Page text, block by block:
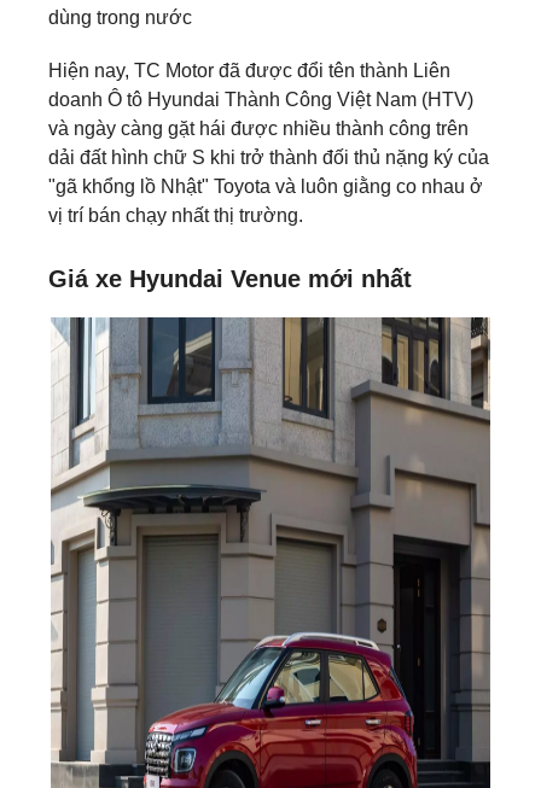
dùng trong nước
Hiện nay, TC Motor đã được đổi tên thành Liên
doanh Ô tô Hyundai Thành Công Việt Nam (HTV)
và ngày càng gặt hái được nhiều thành công trên
dải đất hình chữ S khi trở thành đối thủ nặng ký của
"gã khổng lồ Nhật" Toyota và luôn giằng co nhau ở
vị trí bán chạy nhất thị trường.
Giá xe Hyundai Venue mới nhất